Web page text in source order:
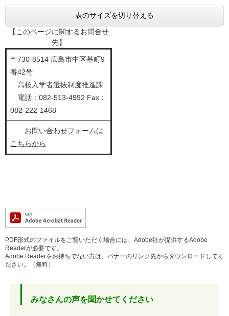
表のサイズを切り替える
【このページに関するお問合せ
先】
〒730-8514 広島市中区基町9
番42号
高校入学者選抜制度推進課
電話：082-513-4992 Fax：
082-222-1468
お問い合わせフォームは
こちらから
PDF形式のファイルをご覧いただく場合には、Adobe社が提供するAdobe
Readerが必要です。
Adobe Readerをお持ちでない方は、バナーのリンク先からダウンロードしてく
ださい。（無料）
みなさんの声を聞かせてください